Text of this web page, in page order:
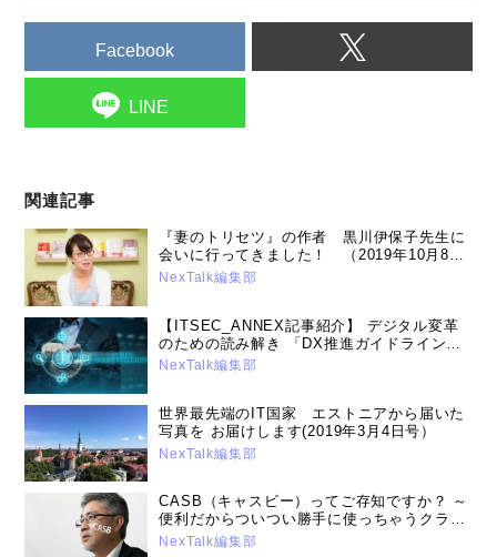
Facebook
LINE
関連記事
『妻のトリセツ』の作者 黒川伊保子先生に
会いに行ってきました！ （2019年10月8日
号）
NexTalk編集部
【ITSEC_ANNEX記事紹介】 デジタル変革
のための読み解き 「DX推進ガイドライン」
を知っていますか？(2019年4月22日号）
NexTalk編集部
世界最先端のIT国家 エストニアから届いた
写真を お届けします(2019年3月4日号）
NexTalk編集部
CASB（キャスビー）ってご存知ですか？ ～
便利だからついつい勝手に使っちゃうクラウ
ドサービス。でも色々と問題が・・・～
NexTalk編集部